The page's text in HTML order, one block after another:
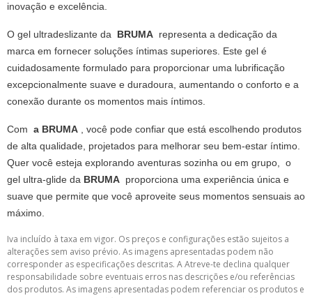
inovação e excelência.
O gel ultradeslizante da BRUMA representa a dedicação da
marca em fornecer soluções íntimas superiores. Este gel é
cuidadosamente formulado para proporcionar uma lubrificação
excepcionalmente suave e duradoura, aumentando o conforto e a
conexão durante os momentos mais íntimos.
Com a BRUMA , você pode confiar que está escolhendo produtos
de alta qualidade, projetados para melhorar seu bem-estar íntimo.
Quer você esteja explorando aventuras sozinha ou em grupo, o
gel ultra-glide da BRUMA proporciona uma experiência única e
suave que permite que você aproveite seus momentos sensuais ao
máximo.
Iva incluído à taxa em vigor. Os preços e configurações estão sujeitos a
alterações sem aviso prévio. As imagens apresentadas podem não
corresponder as especificações descritas. A Atreve-te declina qualquer
responsabilidade sobre eventuais erros nas descrições e/ou referências
dos produtos. As imagens apresentadas podem referenciar os produtos e